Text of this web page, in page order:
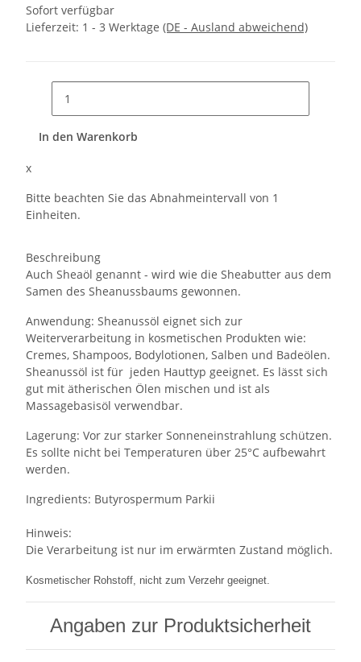
Sofort verfügbar
Lieferzeit: 1 - 3 Werktage (DE - Ausland abweichend)
In den Warenkorb
x
Bitte beachten Sie das Abnahmeintervall von 1
Einheiten.
Beschreibung
Auch Sheaöl genannt - wird wie die Sheabutter aus dem
Samen des Sheanussbaums gewonnen.
Anwendung: Sheanussöl eignet sich zur
Weiterverarbeitung in kosmetischen Produkten wie:
Cremes, Shampoos, Bodylotionen, Salben und Badeölen.
Sheanussöl ist für jeden Hauttyp geeignet. Es lässt sich
gut mit ätherischen Ölen mischen und ist als
Massagebasisöl verwendbar.
Lagerung: Vor zur starker Sonneneinstrahlung schützen.
Es sollte nicht bei Temperaturen über 25°C aufbewahrt
werden.
Ingredients: Butyrospermum Parkii
Hinweis:
Die Verarbeitung ist nur im erwärmten Zustand möglich.
Kosmetischer Rohstoff, nicht zum Verzehr geeignet.
Angaben zur Produktsicherheit